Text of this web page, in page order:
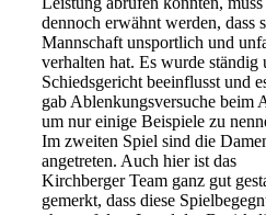
dennoch erwähnt werden, dass
Mannschaft unsportlich und
verhalten hat. Es wurde
Schiedsgericht beeinflusst und
gab Ablenkungsversuche beim
um nur einige Beispiele zu
Im zweiten Spiel sind die
angetreten. Auch hier ist das
Kirchberger Team ganz gut
gemerkt, dass diese